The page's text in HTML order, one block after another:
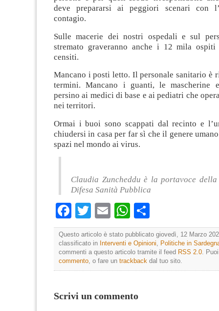
deve prepararsi ai peggiori scenari con
contagio.
Sulle macerie dei nostri ospedali e sul
stremato graveranno anche i 12 mila ospiti
censiti.
Mancano i posti letto. Il personale sanitario è
termini. Mancano i guanti, le mascherine
persino ai medici di base e ai pediatri che
nei territori.
Ormai i buoi sono scappati dal recinto e
chiudersi in casa per far sì che il genere
spazi nel mondo ai virus.
Claudia Zuncheddu è la portavoce della
Difesa Sanità Pubblica
Facebook
TwitterEmailWhatsApp
Questo articolo è stato pubblicato giovedì, 12 Marzo
classificato in Interventi e Opinioni, Politiche in
commenti a questo articolo tramite il feed RSS 2.0.
commento, o fare un trackback dal tuo sito.
Scrivi un commento